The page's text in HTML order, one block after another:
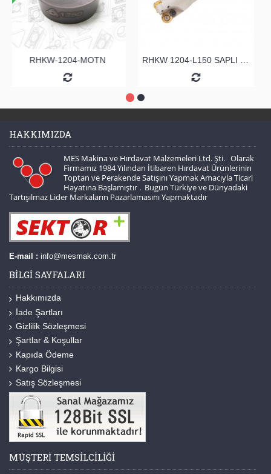
RHKW-1204-MOTN RHKW 1204-L150 SAPLI TARAMA
HAKKIMIZDA
MES Makina ve Hırdavat Malzemeleri Ltd. Şti. Olarak
Firmamız 1984 Yılından İtibaren Hırdavat Ürünlerinin
Toptan ve Perakende Satışını Yapmak Amacıyla Ticari
Hayatına Başlamıştır . Bugün Türkiye ve Dünyadaki
Tartışılmaz Lider Markaların Pazarlamasını Yapmaktadır
E-mail : info@mesmak.com.tr
BILGI SAYFALARI
Hakkımızda
İade Şartları
Gizlilik Sözleşmesi
Şartlar & Koşullar
Kapıda Ödeme
Kargo Bilgisi
Satış Sözleşmesi
MÜŞTERI TEMSILCILIĞI